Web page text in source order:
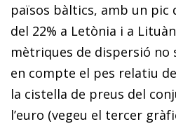
països bàltics, amb un pic
del 22% a Letònia i a
mètriques de dispersió no
en compte el pes relatiu
la cistella de preus del
l’euro (vegeu el tercer